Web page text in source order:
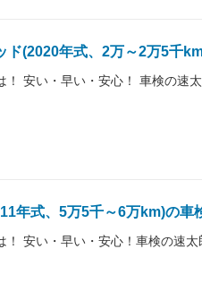
ド(2020年式、2万～2万5千
！ 安い・早い・安心！ 車検の速
年式、5万5千～6万km)の車
！ 安い・早い・安心！車検の速太